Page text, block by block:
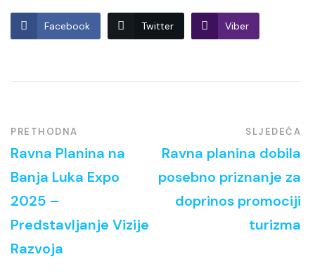
Facebook Twitter Viber
PRETHODNA
Ravna Planina na
Banja Luka Expo
2025 –
Predstavljanje Vizije
Razvoja
SLJEDEĆA
Ravna planina dobila
posebno priznanje za
doprinos promociji
turizma